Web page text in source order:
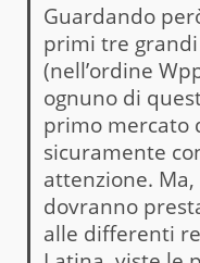
Guardando
primi tre
(nell’ordine
ognuno di
primo mercato
sicuramente
attenzione.
dovranno
alle differenti